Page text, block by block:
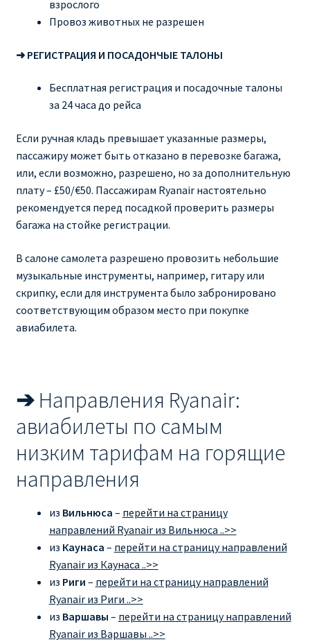
взрослого
Провоз животных не разрешен
➜ РЕГИСТРАЦИЯ И ПОСАДОНЧЫЕ ТАЛОНЫ
Бесплатная регистрация и посадочные талоны
за 24 часа до рейса
Если ручная кладь превышает указанные размеры,
пассажиру может быть отказано в перевозке багажа,
или, если возможно, разрешено, но за дополнительную
плату – £50/€50. Пассажирам Ryanair настоятельно
рекомендуется перед посадкой проверить размеры
багажа на стойке регистрации.
В салоне самолета разрешено провозить небольшие
музыкальные инструменты, например, гитару или
скрипку, если для инструмента было забронировано
соответствующим образом место при покупке
авиабилета.
➔ Направления Ryanair:
авиабилеты по самым
низким тарифам на горящие
направления
из Вильнюса – перейти на страницу
направлений Ryanair из Вильнюса ..>>
из Каунаса – перейти на страницу направлений
Ryanair из Каунаса ..>>
из Риги – перейти на страницу направлений
Ryanair из Риги ..>>
из Варшавы – перейти на страницу направлений
Ryanair из Варшавы ..>>